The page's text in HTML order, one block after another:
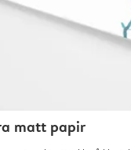
matt papir